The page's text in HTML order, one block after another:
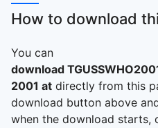
How to download
You can
download
2001 at directly from this
download button above
when the download starts,